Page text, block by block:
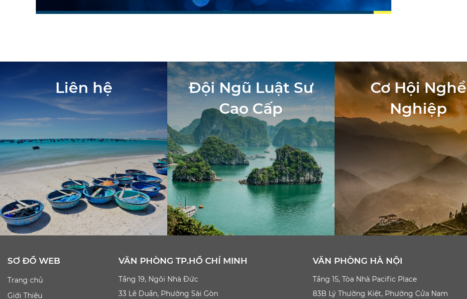
Liên hệ
Đội Ngũ Luật Sư
Cao Cấp
Cơ Hội Nghề
Nghiệp
VĂN PHÒNG TP.HỒ CHÍ MINH
Tầng 19, Ngôi Nhà Đức
33 Lê Duẩn, Phường Sài Gòn
VĂN PHÒNG HÀ NỘI
Tầng 15, Tòa Nhà Pacific Place
83B Lý Thường Kiệt, Phường Cửa Nam
SƠ ĐỒ WEB
Trang chủ
Giới Thiệu